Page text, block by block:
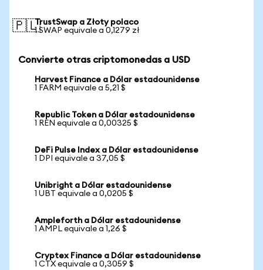
🇵🇱TrustSwap a Złoty polaco
1 SWAP equivale a 0,1279 zł
Convierte otras criptomonedas a USD
Harvest Finance a Dólar estadounidense
1 FARM equivale a 5,21 $
Republic Token a Dólar estadounidense
1 REN equivale a 0,00325 $
DeFi Pulse Index a Dólar estadounidense
1 DPI equivale a 37,05 $
Unibright a Dólar estadounidense
1 UBT equivale a 0,0205 $
Ampleforth a Dólar estadounidense
1 AMPL equivale a 1,26 $
Cryptex Finance a Dólar estadounidense
1 CTX equivale a 0,3059 $